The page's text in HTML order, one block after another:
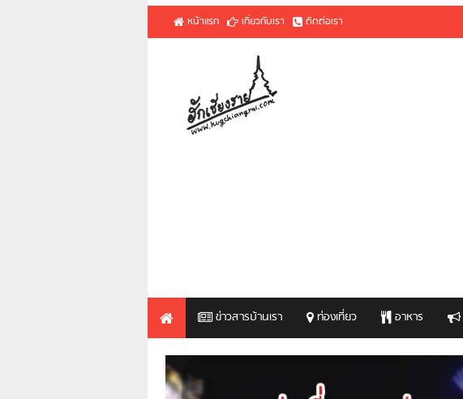
หน้าแรก เกี่ยวกับเรา ติดต่อเรา
ข่าวสารบ้านเรา ท่องเที่ยว อาหาร